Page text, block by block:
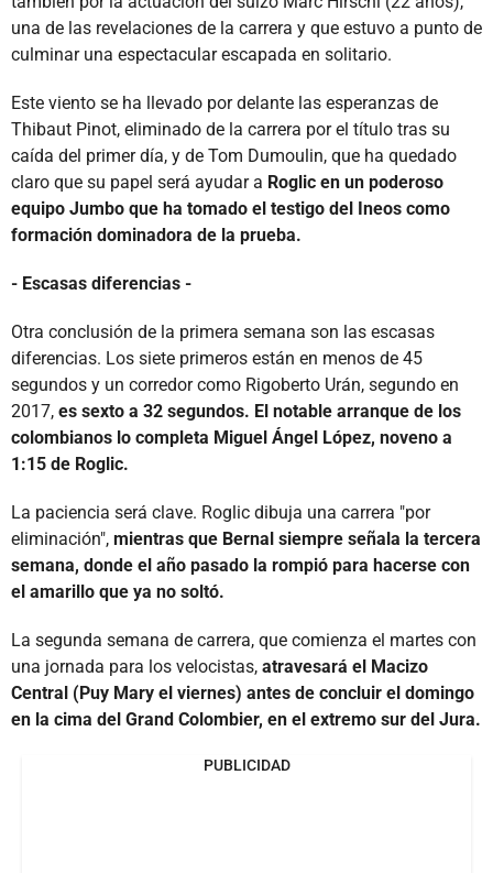
una de las revelaciones de la carrera y que estuvo a punto de
culminar una espectacular escapada en solitario.
Este viento se ha llevado por delante las esperanzas de
Thibaut Pinot, eliminado de la carrera por el título tras su
caída del primer día, y de Tom Dumoulin, que ha quedado
claro que su papel será ayudar a Roglic en un poderoso
equipo Jumbo que ha tomado el testigo del Ineos como
formación dominadora de la prueba.
- Escasas diferencias -
Otra conclusión de la primera semana son las escasas
diferencias. Los siete primeros están en menos de 45
segundos y un corredor como Rigoberto Urán, segundo en
2017, es sexto a 32 segundos. El notable arranque de los
colombianos lo completa Miguel Ángel López, noveno a
1:15 de Roglic.
La paciencia será clave. Roglic dibuja una carrera "por
eliminación", mientras que Bernal siempre señala la tercera
semana, donde el año pasado la rompió para hacerse con
el amarillo que ya no soltó.
La segunda semana de carrera, que comienza el martes con
una jornada para los velocistas, atravesará el Macizo
Central (Puy Mary el viernes) antes de concluir el domingo
en la cima del Grand Colombier, en el extremo sur del Jura.
PUBLICIDAD